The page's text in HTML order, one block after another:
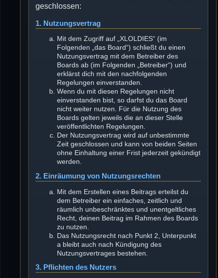
geschlossen:
1. Nutzungsvertrag
Mit dem Zugriff auf „XLOLDIES“ (im
Folgenden „das Board“) schließt du einen
Nutzungsvertrag mit dem Betreiber des
Boards ab (im Folgenden „Betreiber“) und
erklärst dich mit den nachfolgenden
Regelungen einverstanden.
Wenn du mit diesen Regelungen nicht
einverstanden bist, so darfst du das Board
nicht weiter nutzen. Für die Nutzung des
Boards gelten jeweils die an dieser Stelle
veröffentlichten Regelungen.
Der Nutzungsvertrag wird auf unbestimmte
Zeit geschlossen und kann von beiden Seiten
ohne Einhaltung einer Frist jederzeit gekündigt
werden.
2. Einräumung von Nutzungsrechten
Mit dem Erstellen eines Beitrags erteilst du
dem Betreiber ein einfaches, zeitlich und
räumlich unbeschränktes und unentgeltliches
Recht, deinen Beitrag im Rahmen des Boards
zu nutzen.
Das Nutzungsrecht nach Punkt 2, Unterpunkt
a bleibt auch nach Kündigung des
Nutzungsvertrages bestehen.
3. Pflichten des Nutzers